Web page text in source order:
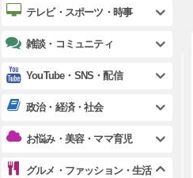
テレビ・スポーツ・時事
雑談・コミュニティ
YouTube・SNS・配信
政治・経済・社会
お悩み・美容・ママ育児
グルメ・ファッション・生活